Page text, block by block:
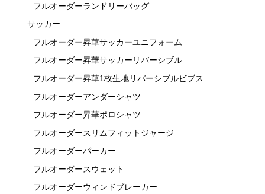
フルオーダーランドリーバッグ
サッカー
フルオーダー昇華サッカーユニフォーム
フルオーダー昇華サッカーリバーシブル
フルオーダー昇華1枚生地リバーシブルビブス
フルオーダーアンダーシャツ
フルオーダー昇華ポロシャツ
フルオーダースリムフィットジャージ
フルオーダーパーカー
フルオーダースウェット
フルオーダーウィンドブレーカー